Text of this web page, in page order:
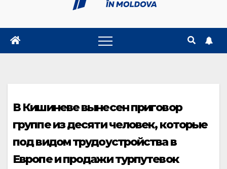
В Кишиневе вынесен приговор
группе из десяти человек, которые
под видом трудоустройства в
Европе и продажи турпутевок